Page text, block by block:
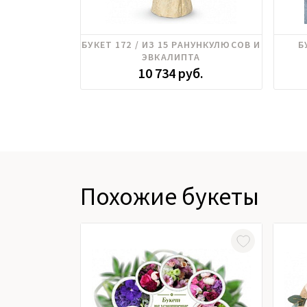
Ранункулюс
БУКЕТ 172 / ИЗ 15 РАНУНКУЛЮСОВ И
ЭВКАЛИПТА
10 734 руб.
Похожие букеты